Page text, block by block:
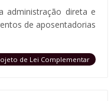
administração direta e
de aposentadorias
de Lei Complementar